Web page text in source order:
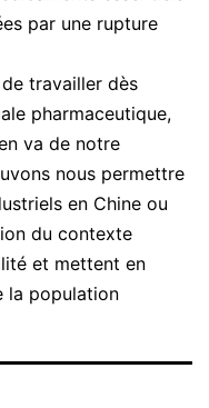
par une rupture
travailler dès
pharmaceutique,
va de notre
nous permettre
en Chine ou
du contexte
et mettent en
la population